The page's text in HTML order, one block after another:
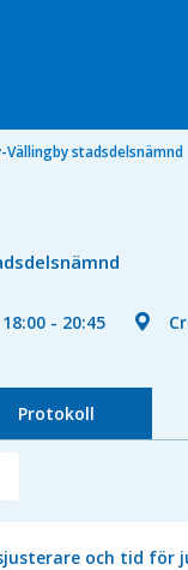
Vällingby stadsdelsnämnd
18:00 - 20:45
Protokoll
och tid för